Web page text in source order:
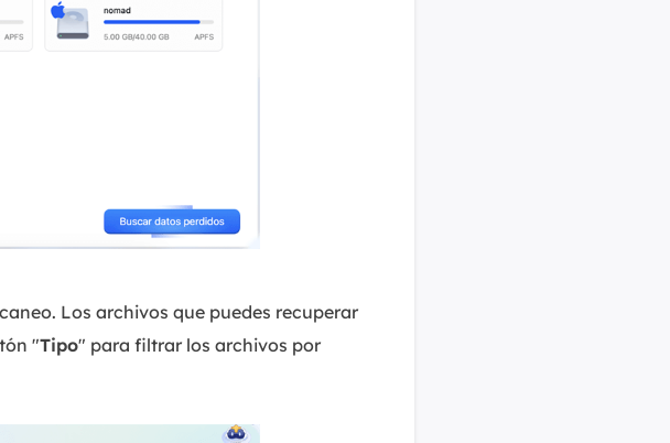
Los archivos que puedes recuperar
"Tipo" para filtrar los archivos por